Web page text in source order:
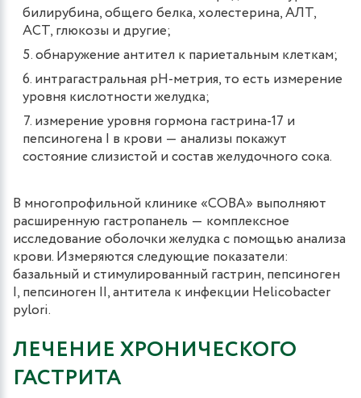
билирубина, общего белка, холестерина, АЛТ,
АСТ, глюкозы и другие;
обнаружение антител к париетальным клеткам;
интрагастральная pH-метрия, то есть измерение
уровня кислотности желудка;
измерение уровня гормона гастрина-17 и
пепсиногена I в крови ― анализы покажут
состояние слизистой и состав желудочного сока.
В многопрофильной клинике «СОВА» выполняют
расширенную гастропанель ― комплексное
исследование оболочки желудка с помощью анализа
крови. Измеряются следующие показатели:
базальный и стимулированный гастрин, пепсиноген
I, пепсиноген II, антитела к инфекции Helicobacter
pylori.
ЛЕЧЕНИЕ ХРОНИЧЕСКОГО
ГАСТРИТА